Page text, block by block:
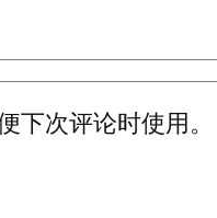
次评论时使用。